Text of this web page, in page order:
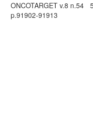
ONCOTARGET v.8 n.54
p.91902-91913